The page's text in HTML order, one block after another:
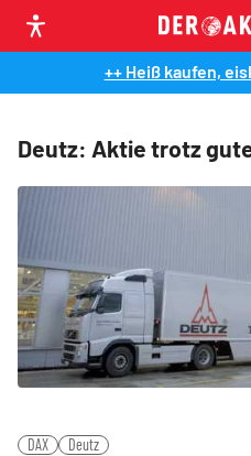
++ Heiß kaufen,
Deutz: Aktie trotz
DAX Deutz